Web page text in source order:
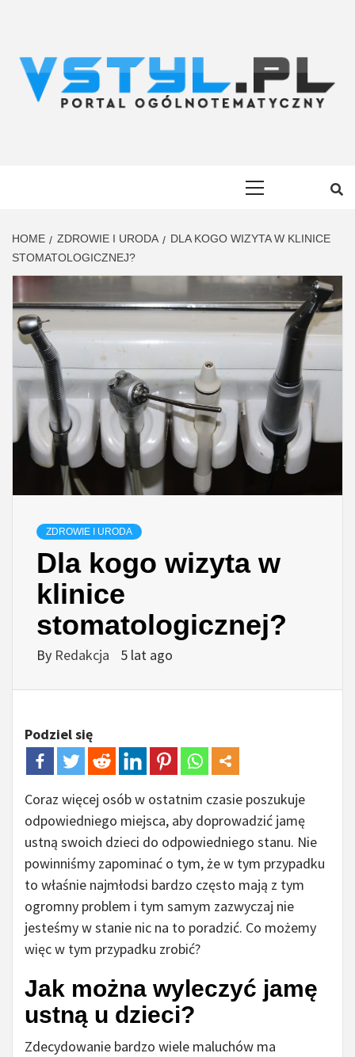
HOME ZDROWIE I URODA
DLA KOGO WIZYTA W KLINICE
STOMATOLOGICZNEJ?
ZDROWIE I URODA
Dla kogo wizyta w
klinice
stomatologicznej?
By Redakcja 5 lat ago
Podziel się
Coraz więcej osób w ostatnim czasie poszukuje
odpowiedniego miejsca, aby doprowadzić jamę
ustną swoich dzieci do odpowiedniego stanu. Nie
powinniśmy zapominać o tym, że w tym przypadku
to właśnie najmłodsi bardzo często mają z tym
ogromny problem i tym samym zazwyczaj nie
jesteśmy w stanie nic na to poradzić. Co możemy
więc w tym przypadku zrobić?
Jak można wyleczyć jamę
ustną u dzieci?
Zdecydowanie bardzo wiele maluchów ma